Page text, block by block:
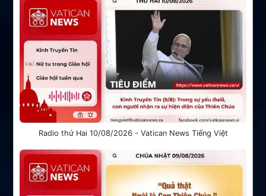
Radio thứ Hai 10/08/2026 - Vatican News Tiếng Việt